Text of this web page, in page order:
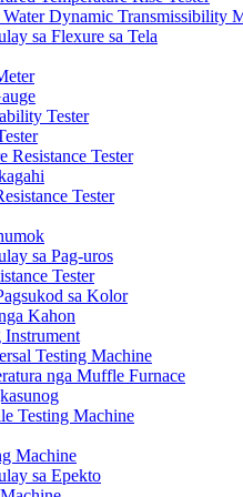
Dynamic Transmissibility
sa Flexure sa Tela
Tester
Resistance Tester
Tester
sa Pag-uros
Tester
sa Kolor
Kahon
Instrument
Testing Machine
nga Muffle Furnace
Testing Machine
Machine
sa Epekto